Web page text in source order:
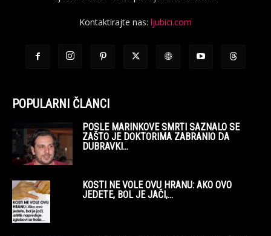
Kontaktirajte nas: ljubici.com
POPULARNI ČLANCI
POSLE MARINKOVE SMRTI SAZNALO SE
ZAŠTO JE DOKTORIMA ZABRANIO DA
DUBRAVKI...
KOSTI NE VOLE OVU HRANU: AKO OVO
JEDETE, BOL JE JAČI,...